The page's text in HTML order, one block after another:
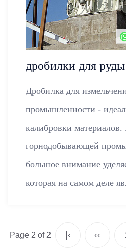
дробилки для руды
Дробилка для
промышленности -
калибровки материалов.
горнодобывающей
большое внимание
которая на самом деле
Page 2 of 2 |‹ ‹‹